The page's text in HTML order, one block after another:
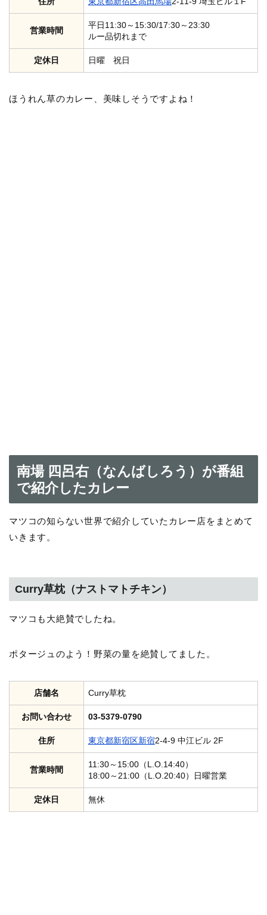
営業時間
平日11:30～15:30/17:30～23:30
ルー品切れまで
定休日 日曜 祝日
ほうれん草のカレー、美味しそうですよね！
南場 四呂右（なんばしろう）が番組
で紹介したカレー
マツコの知らない世界で紹介していたカレー店をまとめて
いきます。
Curry草枕（ナストマトチキン）
マツコも大絶賛でしたね。
ポタージュのよう！野菜の量を絶賛してました。
店舗名 Curry草枕
お問い合わせ 03-5379-0790
住所 東京都新宿区新宿2-4-9 中江ビル 2F
営業時間
11:30～15:00（L.O.14:40）
18:00～21:00（L.O.20:40）日曜営業
定休日 無休